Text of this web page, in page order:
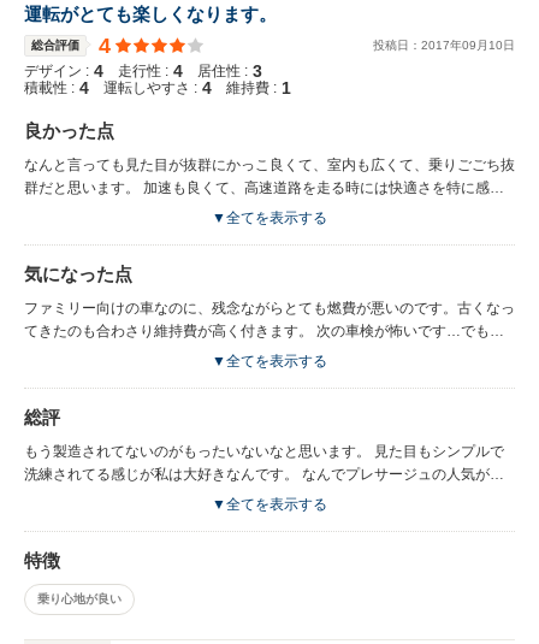
運転がとても楽しくなります。
総合評価 4 投稿日： 2017年09 月 10日
デザイン : 4 走行性 : 4 居住性 : 3
積載性 : 4 運転しやすさ : 4 維持費 : 1
良かった点
なんと言っても見た目が抜群にかっこ良くて、室内も広くて、乗りごごち抜
群だと思います。 加速も良くて、高速道路を走る時には快適さを特に感じ
ます。 冷暖房も良く効くので助かります。 あとは大人数で出かける時に
▼全てを表示する
気になった点
ファミリー向けの車なのに、残念ながらとても燃費が悪いのです。古くなっ
てきたのも合わさり維持費が高く付きます。 次の車検が怖いです…でも手
放したくないのですがね。 あとは廃盤になってしまったために、ディーラ
▼全てを表示する
総評
もう製造されてないのがもったいないなと思います。 見た目もシンプルで
洗練されてる感じが私は大好きなんです。 なんでプレサージュの人気がな
かったのか不思議です… たしかに似たようなセレナがあったので一般的に
車が買いたいです。無理なんですけどね…燃費の悪さを除けば、本当にオス
スメしたい車なんです。
▼全てを表示する
特徴
乗り心地が良い